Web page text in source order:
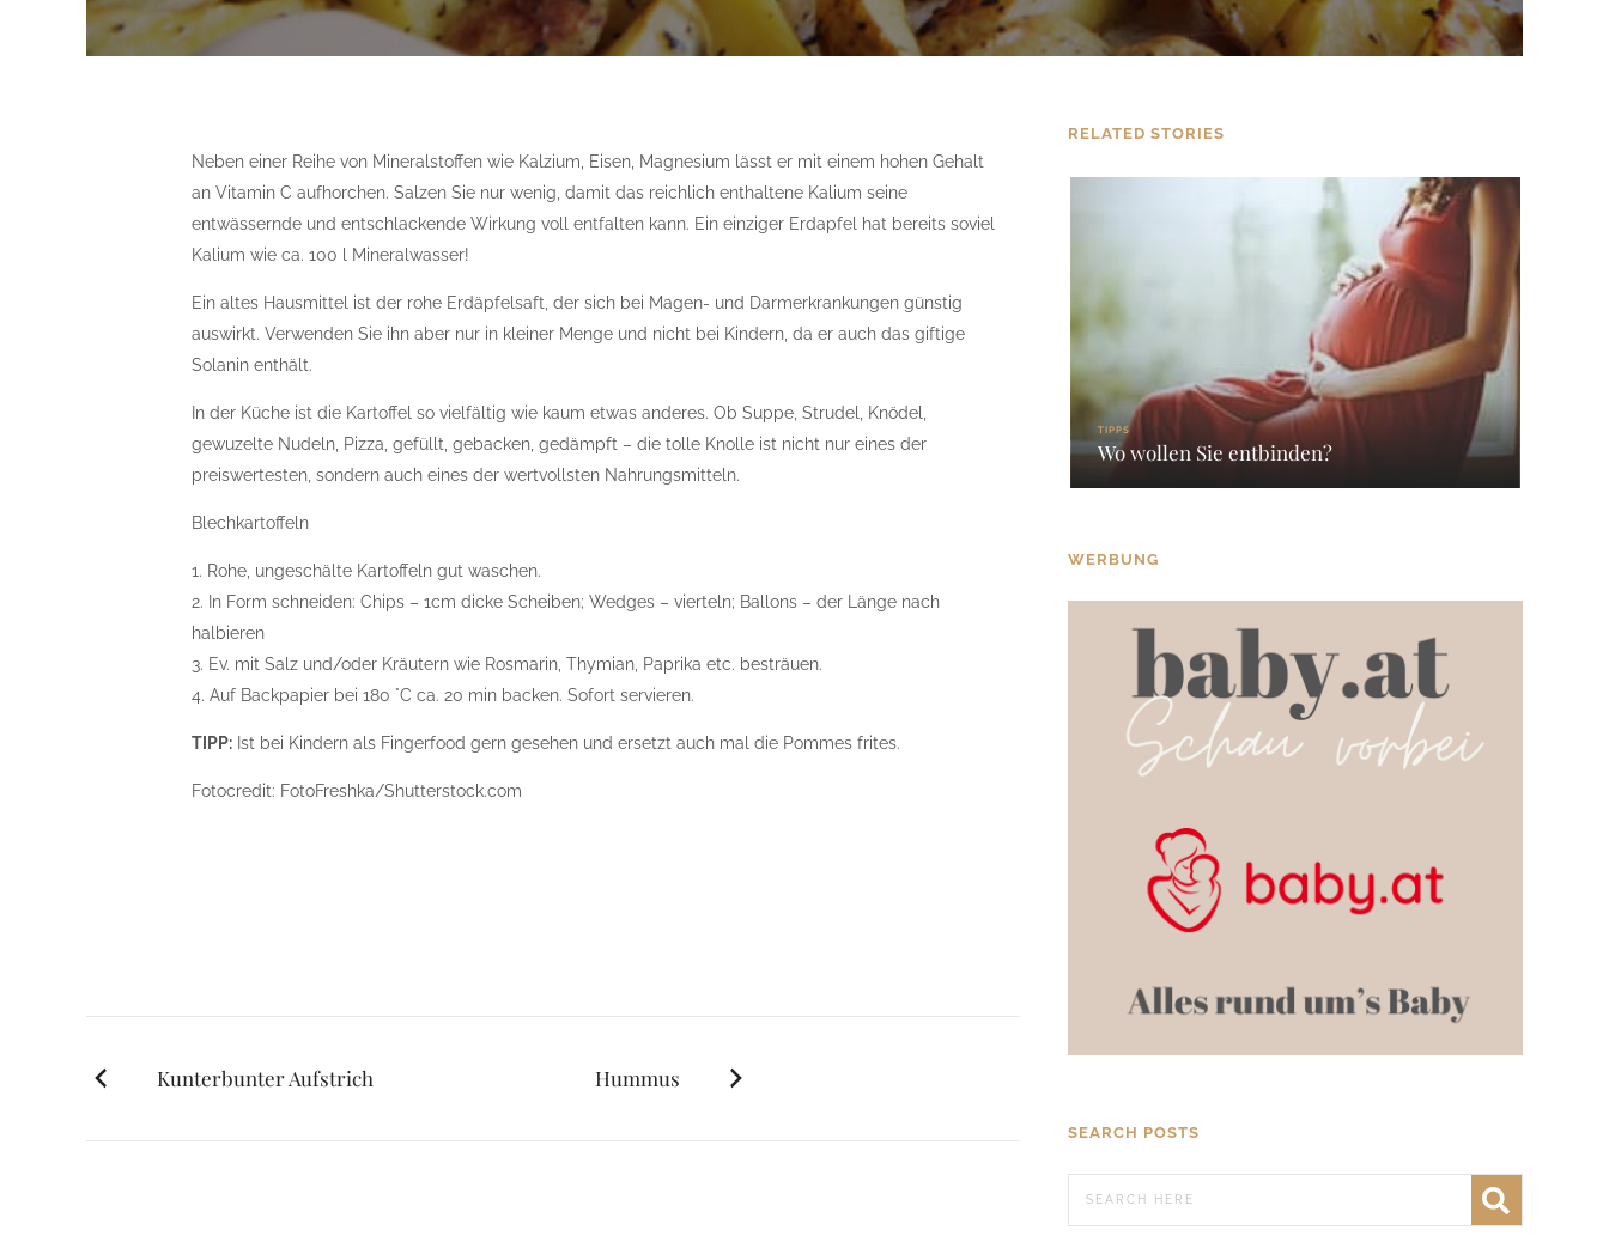
Neben einer Reihe von Mineralstoffen wie Kalzium, Eisen, Magnesium lässt er mit einem hohen Gehalt
an Vitamin C aufhorchen. Salzen Sie nur wenig, damit das reichlich enthaltene Kalium seine
entwässernde und entschlackende Wirkung voll entfalten kann. Ein einziger Erdapfel hat bereits soviel
Kalium wie ca. 100 l Mineralwasser!
Ein altes Hausmittel ist der rohe Erdäpfelsaft, der sich bei Magen- und Darmerkrankungen günstig
auswirkt. Verwenden Sie ihn aber nur in kleiner Menge und nicht bei Kindern, da er auch das giftige
Solanin enthält.
In der Küche ist die Kartoffel so vielfältig wie kaum etwas anderes. Ob Suppe, Strudel, Knödel,
gewuzelte Nudeln, Pizza, gefüllt, gebacken, gedämpft – die tolle Knolle ist nicht nur eines der
preiswertesten, sondern auch eines der wertvollsten Nahrungsmitteln.
Blechkartoffeln
1. Rohe, ungeschälte Kartoffeln gut waschen.
2. In Form schneiden: Chips – 1cm dicke Scheiben; Wedges – vierteln; Ballons – der Länge nach
halbieren
3. Ev. mit Salz und/oder Kräutern wie Rosmarin, Thymian, Paprika etc. besträuen.
4. Auf Backpapier bei 180 °C ca. 20 min backen. Sofort servieren.
TIPP: Ist bei Kindern als Fingerfood gern gesehen und ersetzt auch mal die Pommes frites.
Fotocredit: FotoFreshka/Shutterstock.com
PostsKunterbunter Aufstrich Hummus
RELATED STORIES
TIPPS
Wo wollen Sie entbinden?
WERBUNG
SEARCH POSTS